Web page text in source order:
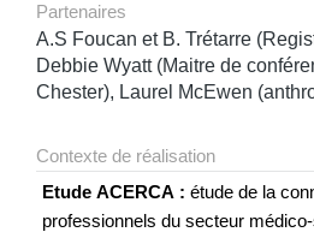
Partenaires
A.S Foucan et B. Trétarre
Debbie Wyatt (Maitre de
Chester), Laurel McEwen
Contexte de réalisation
Etude ACERCA : étude de la
professionnels du secteur